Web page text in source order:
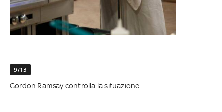
9/13
Gordon Ramsay controlla la situazione